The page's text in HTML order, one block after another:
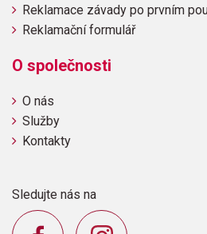
Reklamace závady po prvním
Reklamační formulář
O společnosti
O nás
Služby
Kontakty
Sledujte nás na